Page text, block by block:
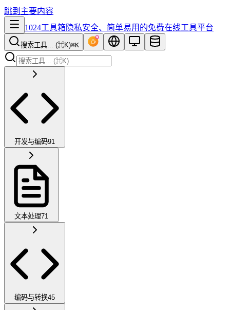
跳到主要内容
1024工具箱隐私安全、简单易用的免费在线工具平台
搜索工具... (⌘K)⌘K
开发与编码91
文本处理71
编码与转换45